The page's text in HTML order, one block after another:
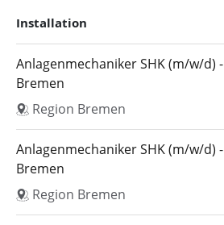
Installation
Anlagenmechaniker SHK (m/w/d)
Bremen
Region Bremen
Anlagenmechaniker SHK (m/w/d)
Bremen
Region Bremen